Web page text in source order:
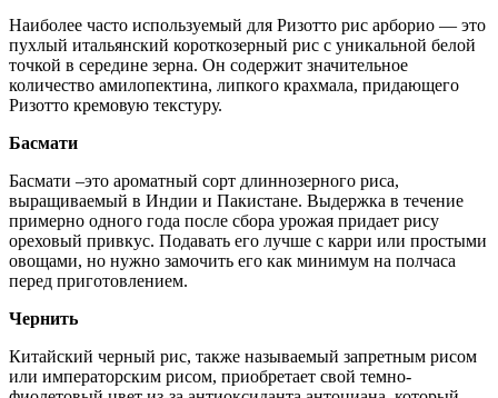
Наиболее часто используемый для Ризотто рис арборио — это
пухлый итальянский короткозерный рис с уникальной белой
точкой в середине зерна. Он содержит значительное
количество амилопектина, липкого крахмала, придающего
Ризотто кремовую текстуру.
Басмати
Басмати –это ароматный сорт длиннозерного риса,
выращиваемый в Индии и Пакистане. Выдержка в течение
примерно одного года после сбора урожая придает рису
ореховый привкус. Подавать его лучше с карри или простыми
овощами, но нужно замочить его как минимум на полчаса
перед приготовлением.
Чернить
Китайский черный рис, также называемый запретным рисом
или императорским рисом, приобретает свой темно-